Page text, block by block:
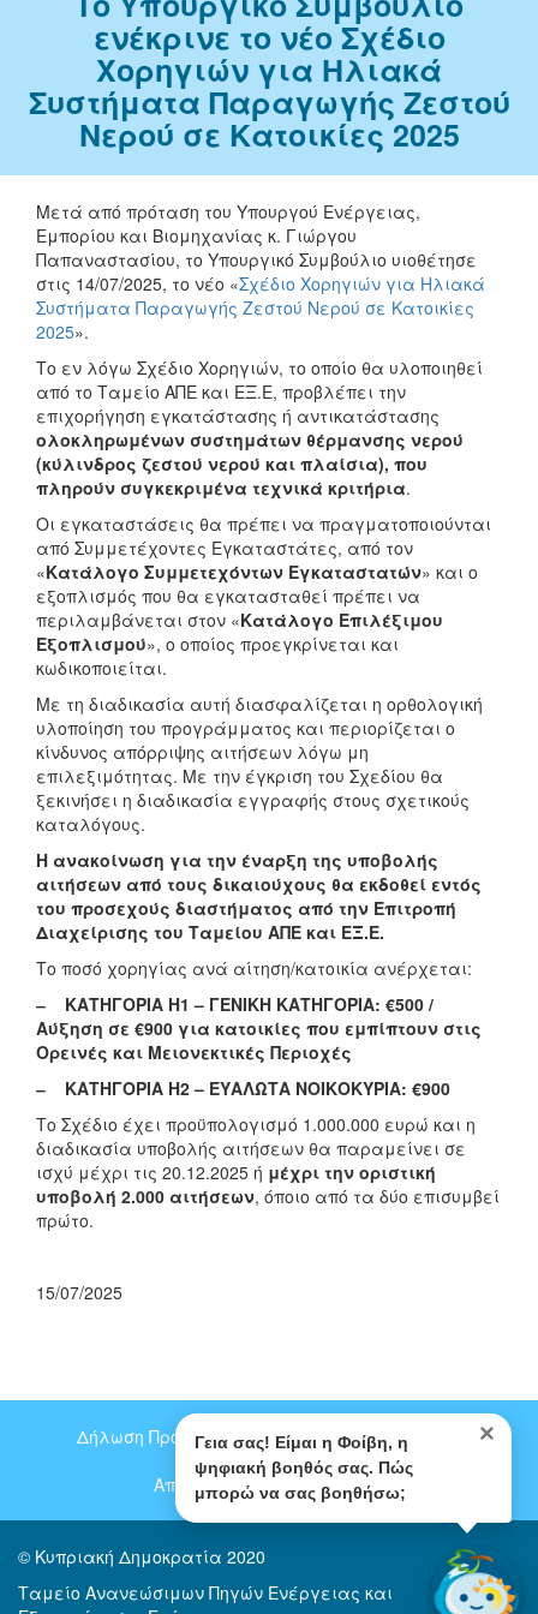
ενέκρινε το νέο Σχέδιο
Χορηγιών για Ηλιακά
Συστήματα Παραγωγής Ζεστού
Νερού σε Κατοικίες 2025
Μετά από πρόταση του Υπουργού Ενέργειας,
Εμπορίου και Βιομηχανίας κ. Γιώργου
Παπαναστασίου, το Υπουργικό Συμβούλιο υιοθέτησε
στις 14/07/2025, το νέο «Σχέδιο Χορηγιών για Ηλιακά
Συστήματα Παραγωγής Ζεστού Νερού σε Κατοικίες
2025».
Το εν λόγω Σχέδιο Χορηγιών, το οποίο θα υλοποιηθεί
από το Ταμείο ΑΠΕ και ΕΞ.Ε, προβλέπει την
επιχορήγηση εγκατάστασης ή αντικατάστασης
ολοκληρωμένων συστημάτων θέρμανσης νερού
(κύλινδρος ζεστού νερού και πλαίσια), που
πληρούν συγκεκριμένα τεχνικά κριτήρια.
Οι εγκαταστάσεις θα πρέπει να πραγματοποιούνται
από Συμμετέχοντες Εγκαταστάτες, από τον
«Κατάλογο Συμμετεχόντων Εγκαταστατών» και ο
εξοπλισμός που θα εγκατασταθεί πρέπει να
περιλαμβάνεται στον «Κατάλογο Επιλέξιμου
Εξοπλισμού», ο οποίος προεγκρίνεται και
κωδικοποιείται.
Με τη διαδικασία αυτή διασφαλίζεται η ορθολογική
υλοποίηση του προγράμματος και περιορίζεται ο
κίνδυνος απόρριψης αιτήσεων λόγω μη
επιλεξιμότητας. Με την έγκριση του Σχεδίου θα
ξεκινήσει η διαδικασία εγγραφής στους σχετικούς
καταλόγους.
Η ανακοίνωση για την έναρξη της υποβολής
αιτήσεων από τους δικαιούχους θα εκδοθεί εντός
του προσεχούς διαστήματος από την Επιτροπή
Διαχείρισης του Ταμείου ΑΠΕ και ΕΞ.Ε.
Το ποσό χορηγίας ανά αίτηση/κατοικία ανέρχεται:
‒ ΚΑΤΗΓΟΡΙΑ Η1 – ΓΕΝΙΚΗ ΚΑΤΗΓΟΡΙΑ: €500 /
Αύξηση σε €900 για κατοικίες που εμπίπτουν στις
Ορεινές και Μειονεκτικές Περιοχές
‒ ΚΑΤΗΓΟΡΙΑ Η2 – ΕΥΑΛΩΤΑ ΝΟΙΚΟΚΥΡΙΑ: €900
Το Σχέδιο έχει προϋπολογισμό 1.000.000 ευρώ και η
διαδικασία υποβολής αιτήσεων θα παραμείνει σε
ισχύ μέχρι τις 20.12.2025 ή μέχρι την οριστική
υποβολή 2.000 αιτήσεων, όποιο από τα δύο επισυμβεί
πρώτο.
15/07/2025
Footer
Δήλωση Προστασίας Προσωπικών Δεδομένων
Αποποίηση
Επικοινωνία
© Κυπριακή Δημοκρατία 2020
Ταμείο Ανανεώσιμων Πηγών Ενέργειας και
×
Γεια σας! Είμαι η Φοίβη, η
ψηφιακή βοηθός σας. Πώς
μπορώ να σας βοηθήσω;